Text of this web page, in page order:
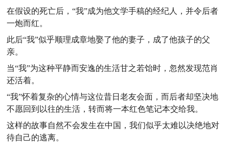
在假设的死亡后，“我”成为他文学手稿的经纪人，并令后者
一炮而红。
此后“我”似乎顺理成章地娶了他的妻子，成了他孩子的父
亲。
当“我”为这种平静而安逸的生活甘之若饴时，忽然发现范肖
还活着。
“我”怀着复杂的心情与这位昔日老友会面，而后者却坚决地
不愿回到以往的生活，转而将一本红色笔记本交给我。
这样的故事自然不会发生在中国，我们似乎太难以决绝地对
待自己的逃离。